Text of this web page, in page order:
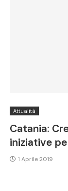
Attualità
Catania:
iniziative
1 Aprile 2019